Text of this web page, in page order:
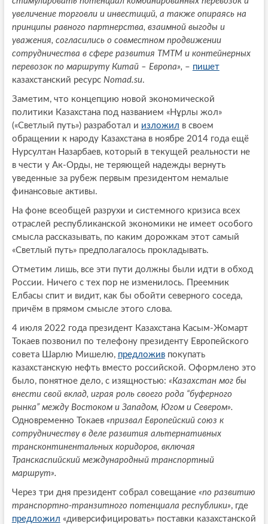
увеличение торговли и инвестиций, а также опираясь на
принципы равного партнерства, взаимной выгоды и
уважения, согласились о совместном продвижении
сотрудничества в сфере развития ТМТМ и контейнерных
перевозок по маршруту Китай – Европа», – пишет
казахстанский ресурс Nomad.su.
Заметим, что концепцию новой экономической
политики Казахстана под названием «Нұрлы жол»
(«Светлый путь») разработал и изложил в своем
обращении к народу Казахстана в ноябре 2014 года ещё
Нурсултан Назарбаев, который в текущей реальности не
в чести у Ак-Орды, не теряющей надежды вернуть
уведенные за рубеж первым президентом немалые
финансовые активы.
На фоне всеобщей разрухи и системного кризиса всех
отраслей республиканской экономики не имеет особого
смысла рассказывать, по каким дорожкам этот самый
«Светлый путь» предполагалось прокладывать.
Отметим лишь, все эти пути должны были идти в обход
России. Ничего с тех пор не изменилось. Преемник
Елбасы спит и видит, как бы обойти северного соседа,
причём в прямом смысле этого слова.
4 июля 2022 года президент Казахстана Касым-Жомарт
Токаев позвонил по телефону президенту Европейского
совета Шарлю Мишелю, предложивпокупать
казахстанскую нефть вместо российской. Оформлено это
было, понятное дело, с изящностью: «Казахстан мог бы
внести свой вклад, играя роль своего рода “буферного
рынка” между Востоком и Западом, Югом и Севером».
Одновременно Токаев «призвал Европейский союз к
сотрудничеству в деле развития альтернативных
трансконтинентальных коридоров, включая
Транскаспийский международный транспортный
маршрут».
Через три дня президент собрал совещание «по развитию
транспортно-транзитного потенциала республики», где
предложил «диверсифицировать» поставки казахстанской